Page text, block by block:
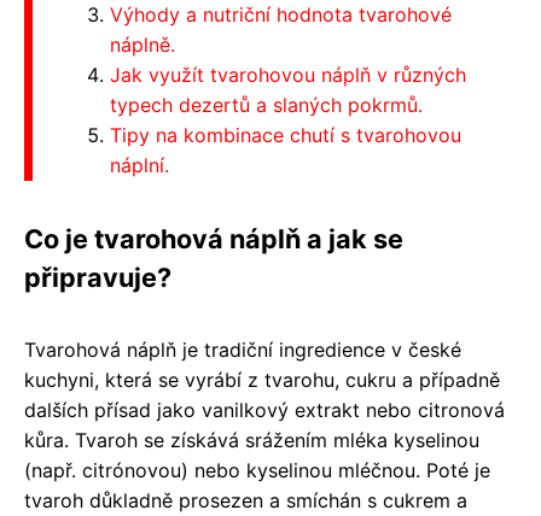
Výhody a nutriční hodnota tvarohové
náplně.
Jak využít tvarohovou náplň v různých
typech dezertů a slaných pokrmů.
Tipy na kombinace chutí s tvarohovou
náplní.
Co je tvarohová náplň a jak se
připravuje?
Tvarohová náplň je tradiční ingredience v české
kuchyni, která se vyrábí z tvarohu, cukru a případně
dalších přísad jako vanilkový extrakt nebo citronová
kůra. Tvaroh se získává srážením mléka kyselinou
(např. citrónovou) nebo kyselinou mléčnou. Poté je
tvaroh důkladně prosezen a smíchán s cukrem a